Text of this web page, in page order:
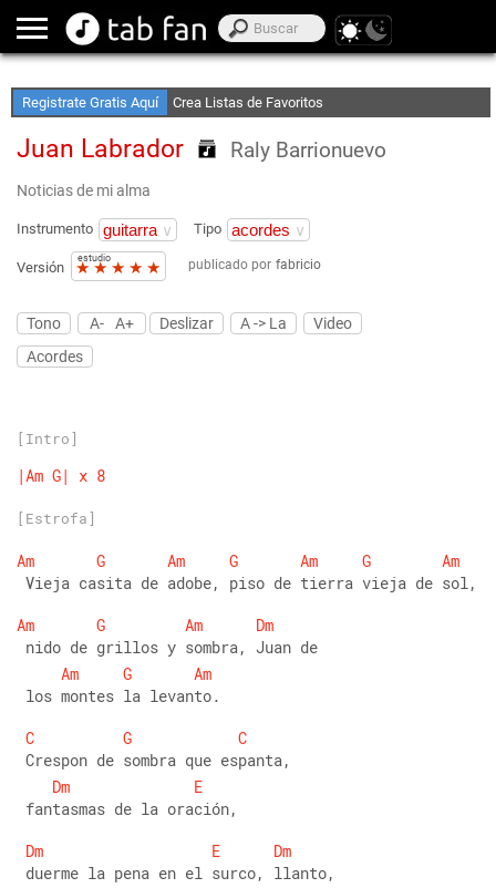
Registrate Gratis Aquí
Crea Listas de Favoritos
Juan Labrador Raly Barrionuevo
Noticias de mi alma
Instrumento Tipo
Versión
estudio
★ ★ ★ ★ ★ publicado por fabricio
Tono A- A+ Deslizar A -> La
Video
Acordes
[Intro]
|Am G| x 8
[Estrofa]
Am G Am G Am G
Am
Vieja casita de adobe, piso de tierra vieja de sol,
Am
G Am
Dm
nido de grillos y sombra, Juan de
Am
G
Am
los montes la levanto.
C
G
C
Crespon de sombra que espanta,
Dm
E
fantasmas de la oración,
Dm
E
Dm
duerme la pena en el surco, llanto,